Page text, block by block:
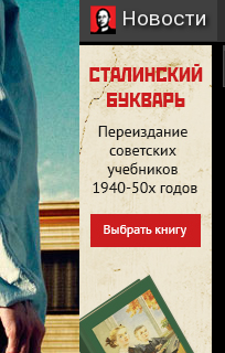
Новости